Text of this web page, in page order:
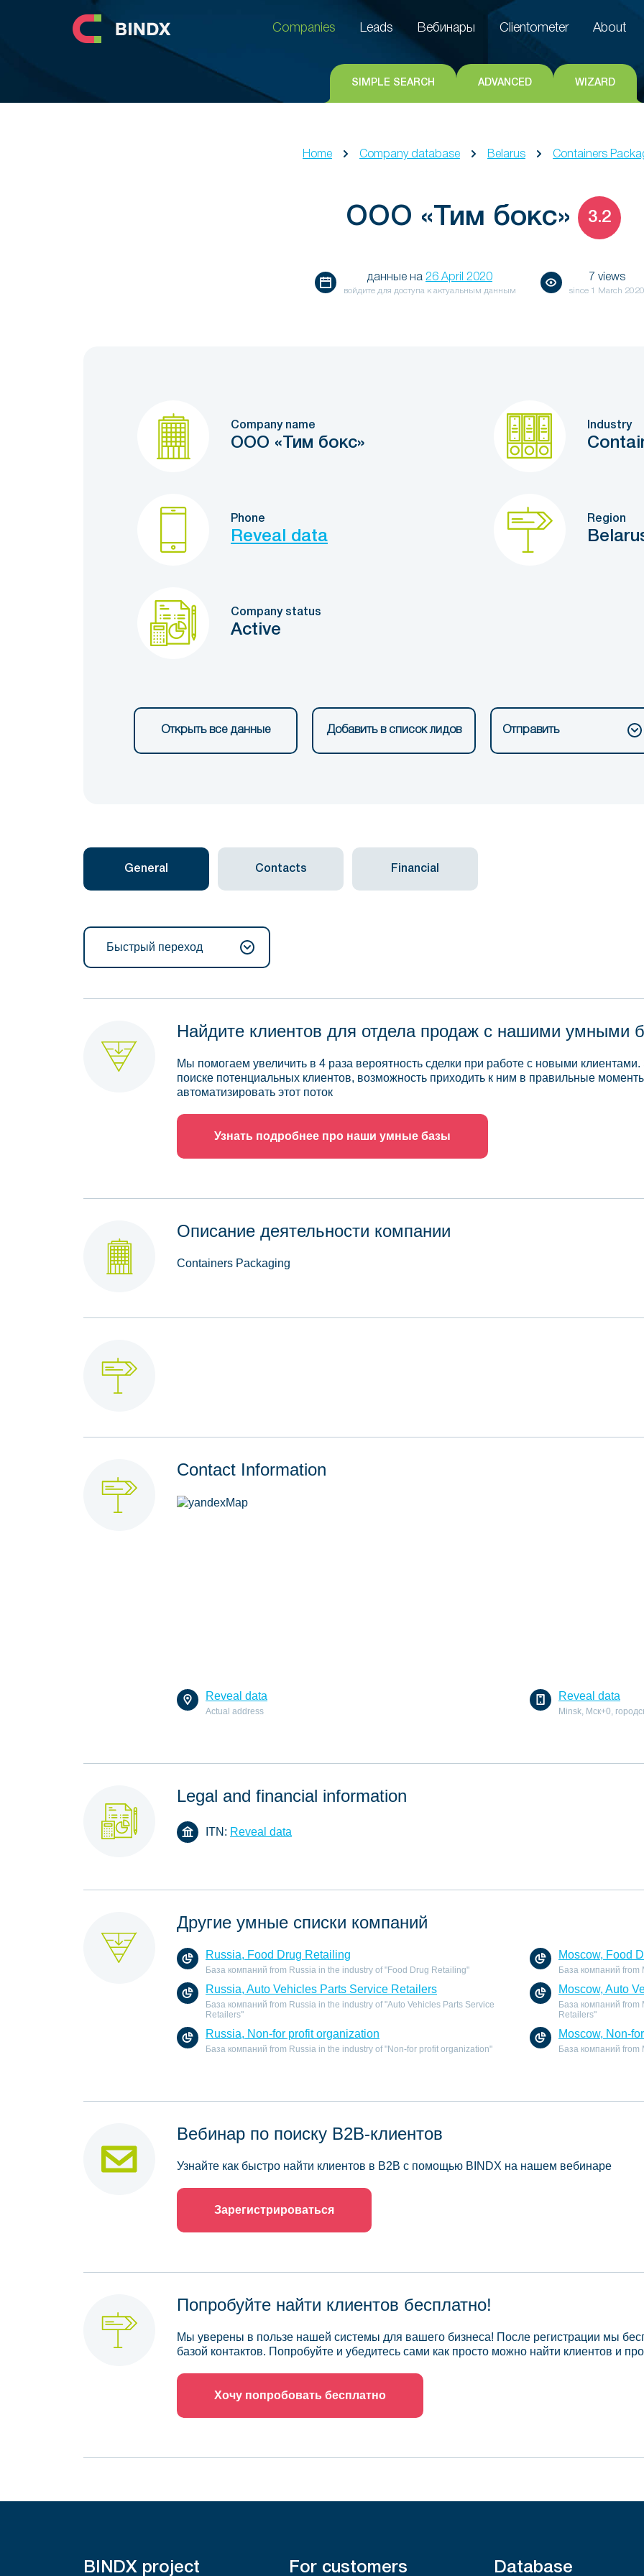
Clientometer
Companies
Leads Вебинары Clientometer About
SIMPLE SEARCH ADVANCED WIZARD
Home Company database Belarus Containers
ООО «Тим бокс» 3.2
данные на 26 April 2020
войдите для доступа к актуальным данным
7 views
since 1 March 2020
Company name
ООО «Тим бокс»
Industry
Phone
Reveal data
Region
Company status
Active
Открыть все данные Добавить в список лидов Отправить
General Contacts Financial
Быстрый переход
Найдите клиентов для отдела продаж с нашими умными
Мы помогаем увеличить в 4 раза вероятность сделки при работе с новыми
поиске потенциальных клиентов, возможность приходить к ним в правильные
автоматизировать этот поток
Узнать подробнее про наши умные базы
Описание деятельности компании
Containers Packaging
Contact Information
Reveal data
Actual address
Reveal data
Minsk, Мск+0,
Legal and financial information
ITN: Reveal data
Другие умные списки компаний
Russia, Food Drug Retailing
База компаний from Russia in the industry of "Food Drug Retailing"
Moscow, Food
База компаний from
Russia, Auto Vehicles Parts Service Retailers
База компаний from Russia in the industry of "Auto Vehicles Parts Service
Retailers"
Moscow, Auto
База компаний from
Retailers"
Russia, Non-for profit organization
База компаний from Russia in the industry of "Non-for profit organization"
Moscow, Non-
База компаний from
Вебинар по поиску B2B-клиентов
Узнайте как быстро найти клиентов в B2B с помощью BINDX на нашем вебинаре
Зарегистрироваться
Попробуйте найти клиентов бесплатно!
Мы уверены в пользе нашей системы для вашего бизнеса! После регистрации мы
базой контактов. Попробуйте и убедитесь сами как просто можно найти клиентов и
Хочу попробовать бесплатно
BINDX project For customers Database